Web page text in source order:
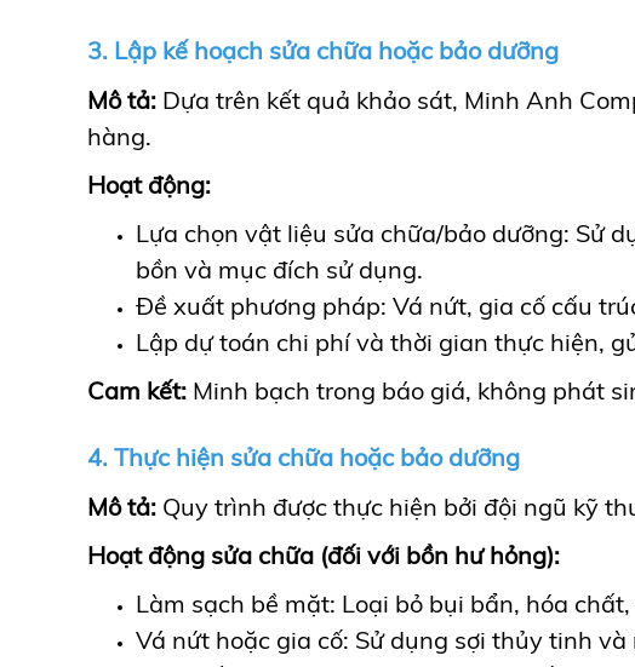
3. Lập kế hoạch sửa chữa hoặc bảo dưỡng
Mô tả: Dựa trên kết quả khảo sát, Minh Anh
hàng.
Hoạt động:
Lựa chọn vật liệu sửa chữa/bảo dưỡng: Sử
bồn và mục đích sử dụng.
Đề xuất phương pháp: Vá nứt, gia cố cấu
Lập dự toán chi phí và thời gian thực hiện,
Cam kết: Minh bạch trong báo giá, không phát
4. Thực hiện sửa chữa hoặc bảo dưỡng
Mô tả: Quy trình được thực hiện bởi đội ngũ kỹ
Hoạt động sửa chữa (đối với bồn hư hỏng):
Làm sạch bề mặt: Loại bỏ bụi bẩn, hóa
Vá nứt hoặc gia cố: Sử dụng sợi thủy tinh